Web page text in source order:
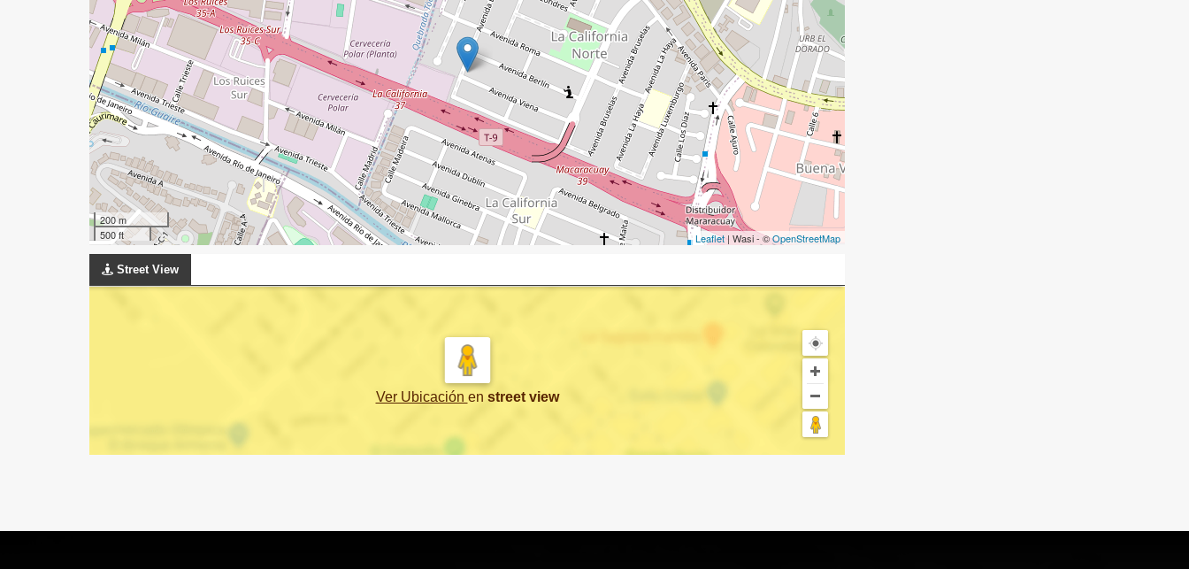
200 m
500 ft
Leaflet | Wasi - ©OpenStreetMap
Street View
Ver Ubicación en street view